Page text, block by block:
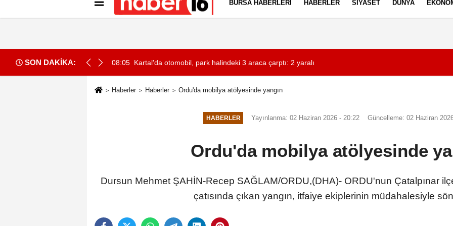
İletişim Gizlilik İlkeleri
BURSA HABERLERI HABERLER SIYASET DÜNYA
SON DAKİKA:
ailelere tehdit ve şantaja 2 tutuklama
08:05 Kartal'da otomobil, park halindeki 3 araca çarptı: 2 yaralı Kuzey Marmara
Haberler Haberler Ordu'da mobilya atölyesinde yangın
HABERLER Yayınlanma: 02 Haziran 2026 - 20:22 Güncelleme: 02 Haziran
Ordu'da mobilya atölyesinde
Dursun Mehmet ŞAHİN-Recep SAĞLAM/ORDU,(DHA)- ORDU'nun Çatalpınar
çatısında çıkan yangın, itfaiye ekiplerinin müdahalesiyle